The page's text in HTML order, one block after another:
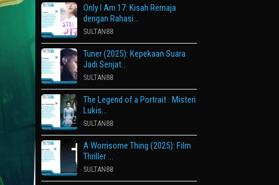
Only I Am 17: Kisah Remaja
dengan Rahasi…
SULTAN88
Tuner (2025): Kepekaan Suara
Jadi Senjat…
SULTAN88
The Legend of a Portrait : Misteri
Lukis…
SULTAN88
A Worrisome Thing (2025): Film
Thriller …
SULTAN88